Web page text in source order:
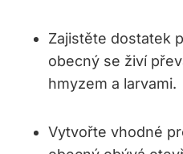
Zajistěte dostatek
obecný se živí
hmyzem a larvami.
Vytvořte vhodné